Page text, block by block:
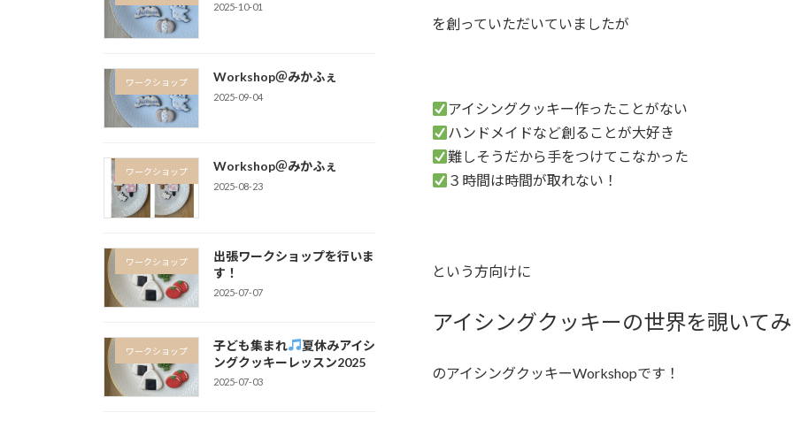
を創っていただいていましたが
アイシングクッキー作ったことがない
ハンドメイドなど創ることが大好き
難しそうだから手をつけてこなかった
３時間は時間が取れない！
という方向けに
アイシングクッキーの世界を覗いて
のアイシングクッキーWorkshopです！
2025-10-01
ワークショップ Workshop＠みかふぇ
2025-09-04
ワークショップ Workshop＠みかふぇ
2025-08-23
ワークショップ
出張ワークショップを行いま
す！
2025-07-07
ワークショップ 子ども集まれ
夏休みアイシ
ングクッキーレッスン2025
2025-07-03